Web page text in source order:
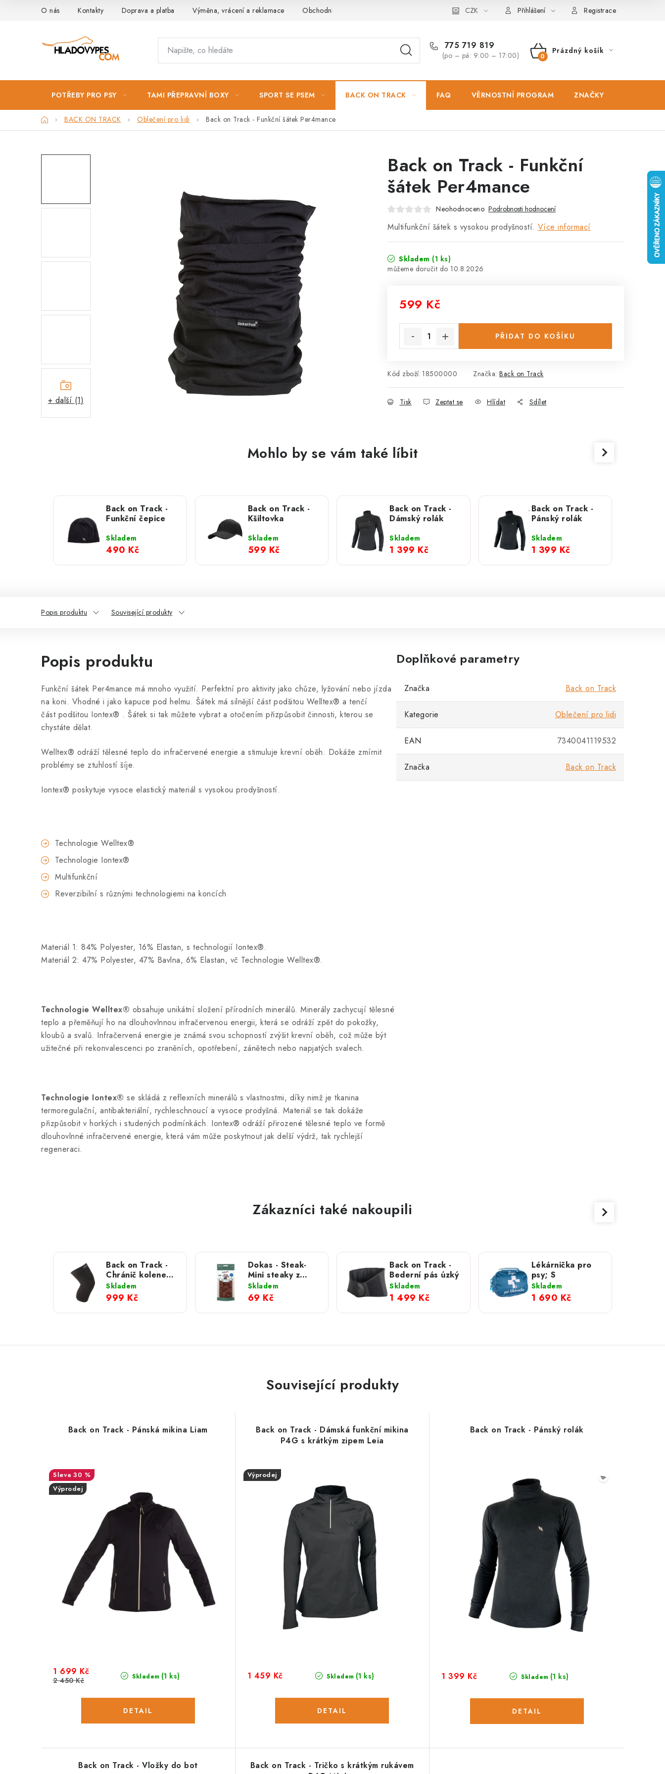
O nás Kontakty Doprava a platba Výměna, vrácení a reklamace Obchodní podmínky Podmínky ochrany osobních údajů Zásady použivání souboru cookies
CZK Přihlášení Registrace
775 719 819
(po – pá: 9:00 – 17:00)
NÁKUPNÍ
Prázdný košík
POTŘEBY PRO PSY TAMI PŘEPRAVNÍ BOXY SPORT SE PSEM BACK ON TRACK FAQ VĚRNOSTNÍ PROGRAM ZNAČKY
DomůBACK ON TRACK Oblečení pro lidi Back on Track - Funkční šátek Per4mance
+ další (1)
Back on Track - Funkční
šátek Per4mance
Neohodnoceno Podrobnosti hodnocení
Multifunkční šátek s vysokou prodyšností. Více informací
Skladem (1 ks)
10.8.2026
599 Kč
PŘIDAT DO KOŠÍKU
Kód zboží: 18500000 Značka: Back on Track
Tisk Zeptat se Hlídat Sdílet
Mohlo by se vám také líbit
Back on Track -
Funkční čepice
Skladem
490 Kč
Back on Track -
Kšiltovka
Skladem
599 Kč
Back on Track -
Dámský rolák
Skladem
1 399 Kč
Back on Track -
Pánský rolák
Skladem
1 399 Kč
Popis produktu Související produkty
Popis produktu
Funkční šátek Per4mance má mnoho využití. Perfektní pro aktivity jako chůze, lyžování nebo jízda
na koni. Vhodné i jako kapuce pod helmu. Šátek má silnější část podšitou Welltex® a tenčí
část podšitou Iontex® . Šátek si tak můžete vybrat a otočením přizpůsobit činnosti, kterou se
chystáte dělat.
Welltex® odráží tělesné teplo do infračervené energie a stimuluje krevní oběh. Dokáže zmírnit
problémy se ztuhlostí šíje.
Iontex® poskytuje vysoce elastický materiál s vysokou prodyšností.
Technologie Welltex®
Technologie Iontex®
Multifunkční
Reverzibilní s různými technologiemi na koncích
Materiál 1: 84% Polyester, 16% Elastan, s technologií Iontex®.
Materiál 2: 47% Polyester, 47% Bavlna, 6% Elastan, vč Technologie Welltex®.
Technologie Welltex® obsahuje unikátní složení přírodních minerálů. Minerály zachycují tělesné
teplo a přeměňují ho na dlouhovlnnou infračervenou energii, která se odráží zpět do pokožky,
kloubů a svalů. Infračervená energie je známá svou schopností zvýšit krevní oběh, což může být
užitečné při rekonvalescenci po zraněních, opotřebení, zánětech nebo napjatých svalech.
Technologie Iontex® se skládá z reflexních minerálů s vlastnostmi, díky nimž je tkanina
termoregulační, antibakteriální, rychleschnoucí a vysoce prodyšná. Materiál se tak dokáže
přizpůsobit v horkých i studených podmínkách. Iontex® odráží přirozené tělesné teplo ve formě
dlouhovlnné infračervené energie, která vám může poskytnout jak delší výdrž, tak rychlejší
regeneraci.
Doplňkové parametry
Značka Back on Track
Kategorie Oblečení pro lidi
EAN 7340041119532
Značka Back on Track
Zákazníci také nakoupili
Back on Track -
Chránič kolene
Physio
Skladem
999 Kč
Dokas - Steak-
Mini steaky z
hovězího masa 50
g
Skladem
69 Kč
Back on Track -
Bederní pás úzký
Skladem
1 499 Kč
Lékárnička pro
psy; S
Skladem
1 690 Kč
Související produkty
Back on Track - Pánská mikina Liam
30 %
Výprodej
Skladem (1 ks)
1 699 Kč
2 450 Kč
Back on Track - Dámská funkční mikina
P4G s krátkým zipem Leia
Výprodej
Skladem (1 ks)
1 459 Kč
Back on Track - Pánský rolák
Skladem (1 ks)
1 399 Kč
Back on Track - Vložky do bot
Back on Track - Tričko s krátkým rukávem